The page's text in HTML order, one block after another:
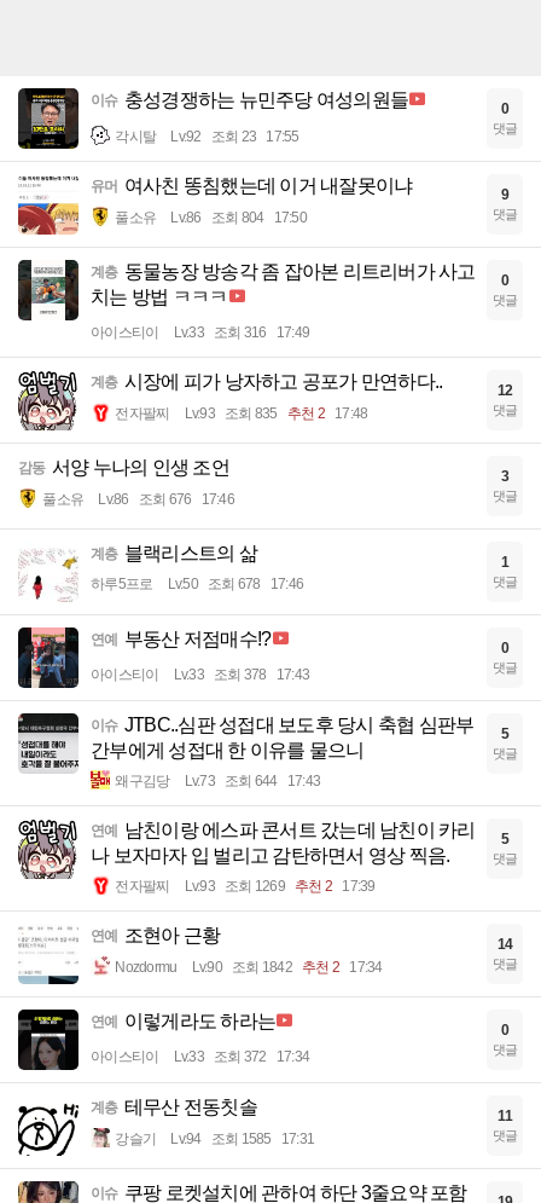
이슈 충성경쟁하는 뉴민주당 여성의원들
각시탈 Lv.92 조회 23 17:55
0
댓글
유머 여사친 똥침했는데 이거 내잘못이냐
풀소유 Lv.86 조회 804 17:50
9
댓글
계층 동물농장 방송각 좀 잡아본 리트리버가 사고
치는 방법 ㅋㅋㅋ
아이스티이 Lv.33 조회 316 17:49
0
댓글
계층 시장에 피가 낭자하고 공포가 만연하다..
전자팔찌 Lv.93 조회 835 추천 2 17:48
12
댓글
감동 서양 누나의 인생 조언
풀소유 Lv.86 조회 676 17:46
3
댓글
계층 블랙리스트의 삶
하루5프로 Lv.50 조회 678 17:46
1
댓글
연예 부동산 저점매수!?
아이스티이 Lv.33 조회 378 17:43
0
댓글
이슈 JTBC..심판 성접대 보도후 당시 축협 심판부
간부에게 성접대 한 이유를 물으니
왜구김당 Lv.73 조회 644 17:43
5
댓글
연예
남친이랑 에스파 콘서트 갔는데 남친이 카리
나 보자마자 입 벌리고 감탄하면서 영상 찍음.
전자팔찌 Lv.93 조회 1269 추천 2 17:39
5
댓글
연예 조현아 근황
Nozdormu Lv.90 조회 1842 추천 2 17:34
14
댓글
연예 이렇게라도 하라는
아이스티이 Lv.33 조회 372 17:34
0
댓글
계층 테무산 전동칫솔
강슬기 Lv.94 조회 1585 17:31
11
댓글
이슈 쿠팡 로켓설치에 관하여 하단 3줄요약 포함